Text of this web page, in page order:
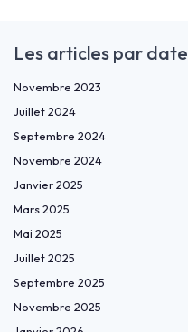
Les articles par date
Novembre 2023
Juillet 2024
Septembre 2024
Novembre 2024
Janvier 2025
Mars 2025
Mai 2025
Juillet 2025
Septembre 2025
Novembre 2025